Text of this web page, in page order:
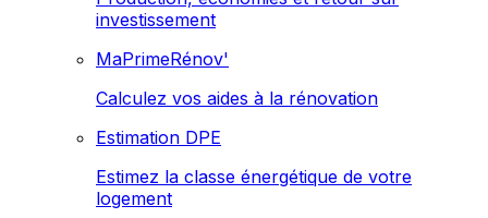
investissement
MaPrimeRénov'
Calculez vos aides à la rénovation
Estimation DPE
Estimez la classe énergétique de votre
logement